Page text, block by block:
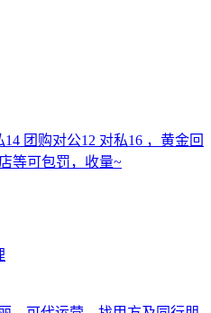
团购对公12 对私16 ，黄金回
等可包罚，收量~